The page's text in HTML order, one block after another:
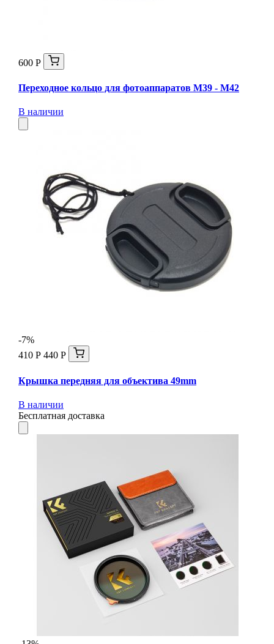
600 Р
Переходное кольцо для фотоаппаратов М39 - М42
В наличии
-7%
410 Р 440 Р
Крышка передняя для объектива 49mm
В наличии
Бесплатная доставка